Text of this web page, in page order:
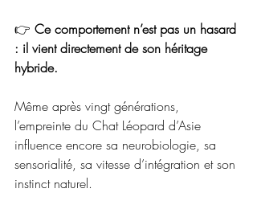
👉 Ce comportement n’est pas un hasard
: il vient directement de son héritage
hybride.
Même après vingt générations,
l’empreinte du Chat Léopard d’Asie
influence encore sa neurobiologie, sa
sensorialité, sa vitesse d’intégration et son
instinct naturel.